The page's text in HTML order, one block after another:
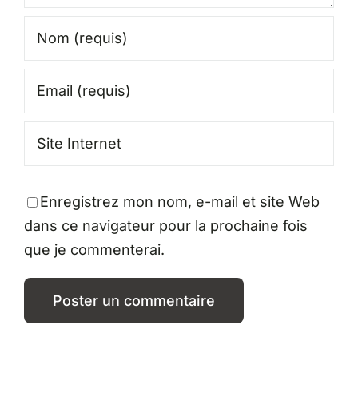
Enregistrez mon nom, e-mail et site Web
dans ce navigateur pour la prochaine fois
que je commenterai.